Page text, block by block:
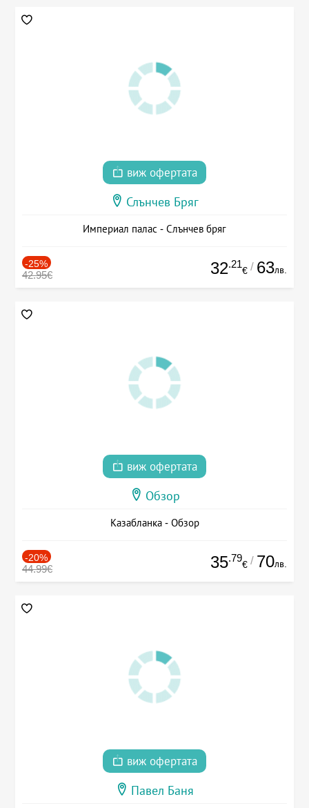
виж офертата
Слънчев Бряг
Империал палас - Слънчев бряг
-25%
42.95€ 32.21
€ / 63лв.
виж офертата
Обзор
Казабланка - Обзор
-20%
44.99€ 35.79
€ / 70лв.
виж офертата
Павел Баня